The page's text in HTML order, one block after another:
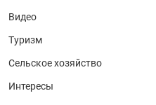
Видео
Туризм
Сельское хозяйство
Интересы